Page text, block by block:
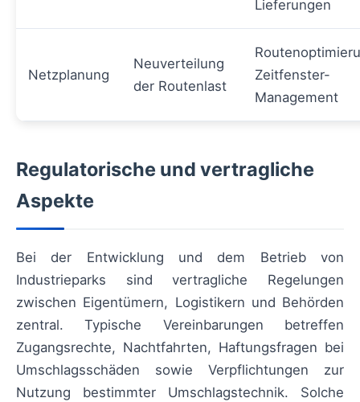
Lieferungen
Netzplanung
Neuverteilung
der Routenlast
Zeitfenster-
Management
Regulatorische und vertragliche
Aspekte
Bei der Entwicklung und dem Betrieb von
Industrieparks sind vertragliche Regelungen
zwischen Eigentümern, Logistikern und Behörden
zentral. Typische Vereinbarungen betreffen
Zugangsrechte, Nachtfahrten, Haftungsfragen bei
Umschlagsschäden sowie Verpflichtungen zur
Nutzung bestimmter Umschlagstechnik. Solche